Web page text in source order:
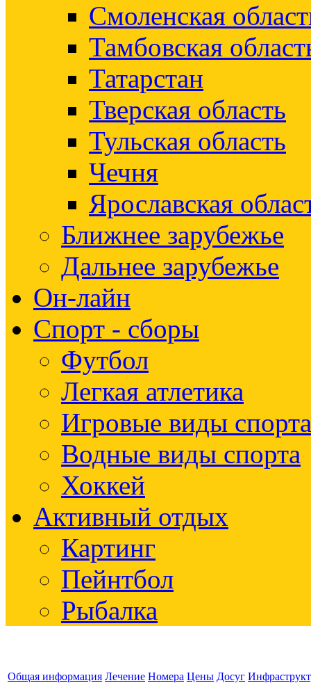
Смоленская
Тамбовская
Татарстан
Тверская область
Тульская область
Чечня
Ярославская
Ближнее зарубежье
Дальнее зарубежье
Он-лайн
Спорт - сборы
Футбол
Легкая атлетика
Игровые виды спорта
Водные виды спорта
Хоккей
Активный отдых
Картинг
Пейнтбол
Рыбалка
Общая информация Лечение Номера Цены Досуг